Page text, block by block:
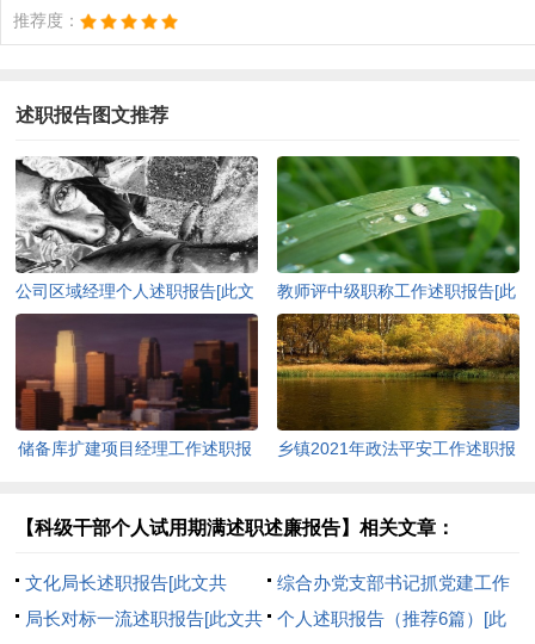
推荐度：
述职报告图文推荐
公司区域经理个人述职报告[此文
教师评中级职称工作述职报告[此
文共7491字]
储备库扩建项目经理工作述职报
乡镇2021年政法平安工作述职报
【科级干部个人试用期满述职述廉报告】相关文章：
文化局长述职报告[此文共
15128字]
综合办党支部书记抓党建工作
述职报告[此文共2039字]
局长对标一流述职报告[此文共
个人述职报告（推荐6篇）[此